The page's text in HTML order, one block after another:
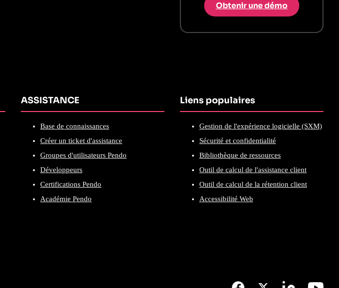
Obtenir une démo
ASSISTANCE
Base de connaissances
Créer un ticket d'assistance
Groupes d'utilisateurs Pendo
Développeurs
Certifications Pendo
Académie Pendo
Liens populaires
Gestion de l'expérience logicielle (SXM)
Sécurité et confidentialité
Bibliothèque de ressources
Outil de calcul de l'assistance client
Outil de calcul de la rétention client
Accessibilité Web